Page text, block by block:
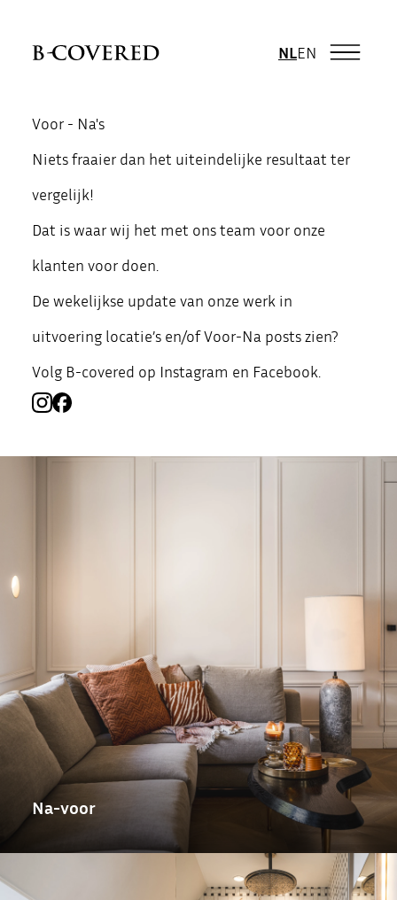
NLEN
Voor - Na's
Niets fraaier dan het uiteindelijke resultaat ter
vergelijk!
Dat is waar wij het met ons team voor onze
klanten voor doen.
De wekelijkse update van onze werk in
uitvoering locatie’s en/of Voor-Na posts zien?
Volg B-covered op Instagram en Facebook.
Na-voor